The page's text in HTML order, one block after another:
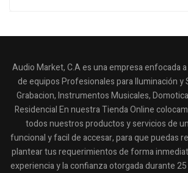
Audio Market, C.A es una empresa enfocada
de equipos Profesionales para Iluminación y
Grabacion, Instrumentos Musicales,
Residencial En nuestra Tienda Online
todos nuestros productos y servicios de
funcional y facil de accesar, para que puedas
plantear tus requerimientos de forma
experiencia y la confianza otorgada durante